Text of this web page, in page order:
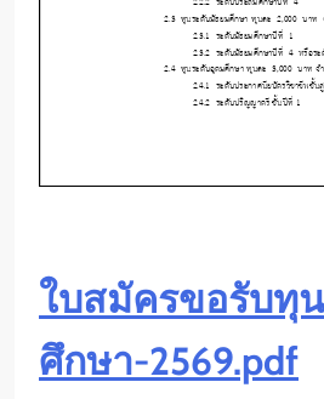
ใบสมัครขอรับทุ
ศึกษา-2569.pdf